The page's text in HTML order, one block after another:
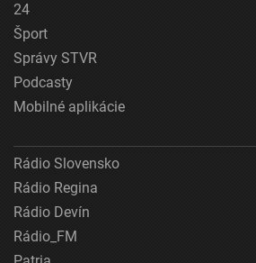
24
Šport
Správy STVR
Podcasty
Mobilné aplikácie
Rádio Slovensko
Rádio Regina
Rádio Devín
Rádio_FM